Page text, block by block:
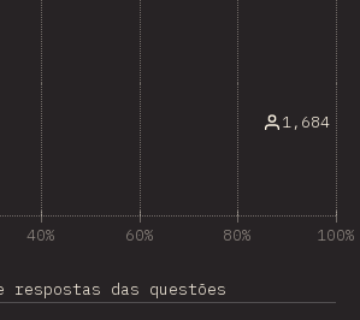
1,684
40% 60% 80% 100%
respostas das questões